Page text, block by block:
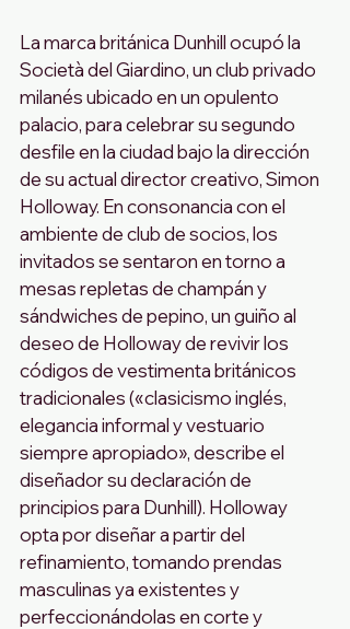
La marca británica Dunhill ocupó la
Società del Giardino, un club privado
milanés ubicado en un opulento
palacio, para celebrar su segundo
desfile en la ciudad bajo la dirección
de su actual director creativo, Simon
Holloway. En consonancia con el
ambiente de club de socios, los
invitados se sentaron en torno a
mesas repletas de champán y
sándwiches de pepino, un guiño al
deseo de Holloway de revivir los
códigos de vestimenta británicos
tradicionales («clasicismo inglés,
elegancia informal y vestuario
siempre apropiado», describe el
diseñador su declaración de
principios para Dunhill). Holloway
opta por diseñar a partir del
refinamiento, tomando prendas
masculinas ya existentes y
perfeccionándolas en corte y